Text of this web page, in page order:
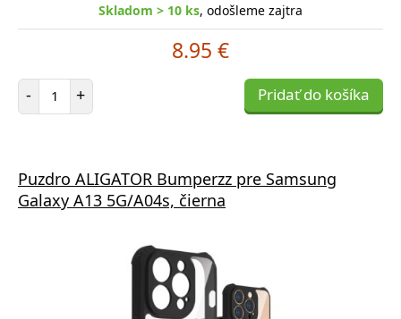
Skladom > 10 ks, odošleme zajtra
8.95 €
- Počet položiek
+ Pridať do košíka
Puzdro ALIGATOR Bumperzz pre Samsung
Galaxy A13 5G/A04s, čierna